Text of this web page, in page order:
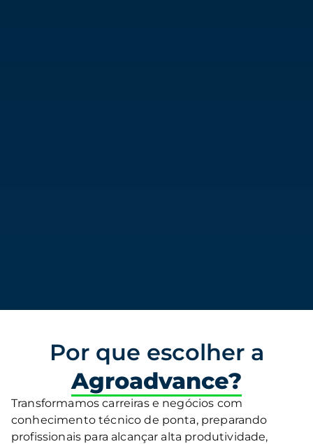
Por que escolher a
Agroadvance?
Transformamos carreiras e negócios com
conhecimento técnico de ponta, preparando
profissionais para alcançar alta produtividade,